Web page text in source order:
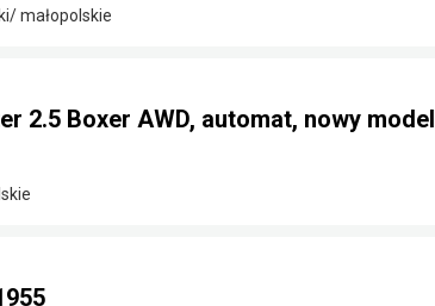
małopolskie
2.5 Boxer AWD, automat, nowy model